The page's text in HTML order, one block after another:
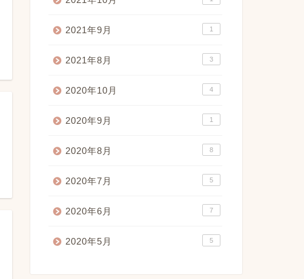
2021年9月 1
2021年8月 3
2020年10月 4
2020年9月 1
2020年8月 8
2020年7月 5
2020年6月 7
2020年5月 5